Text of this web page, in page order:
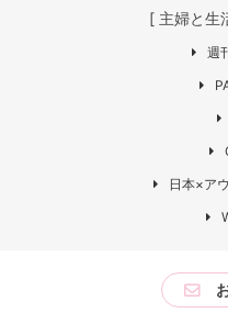
[ 主婦と生
週
日本×ア